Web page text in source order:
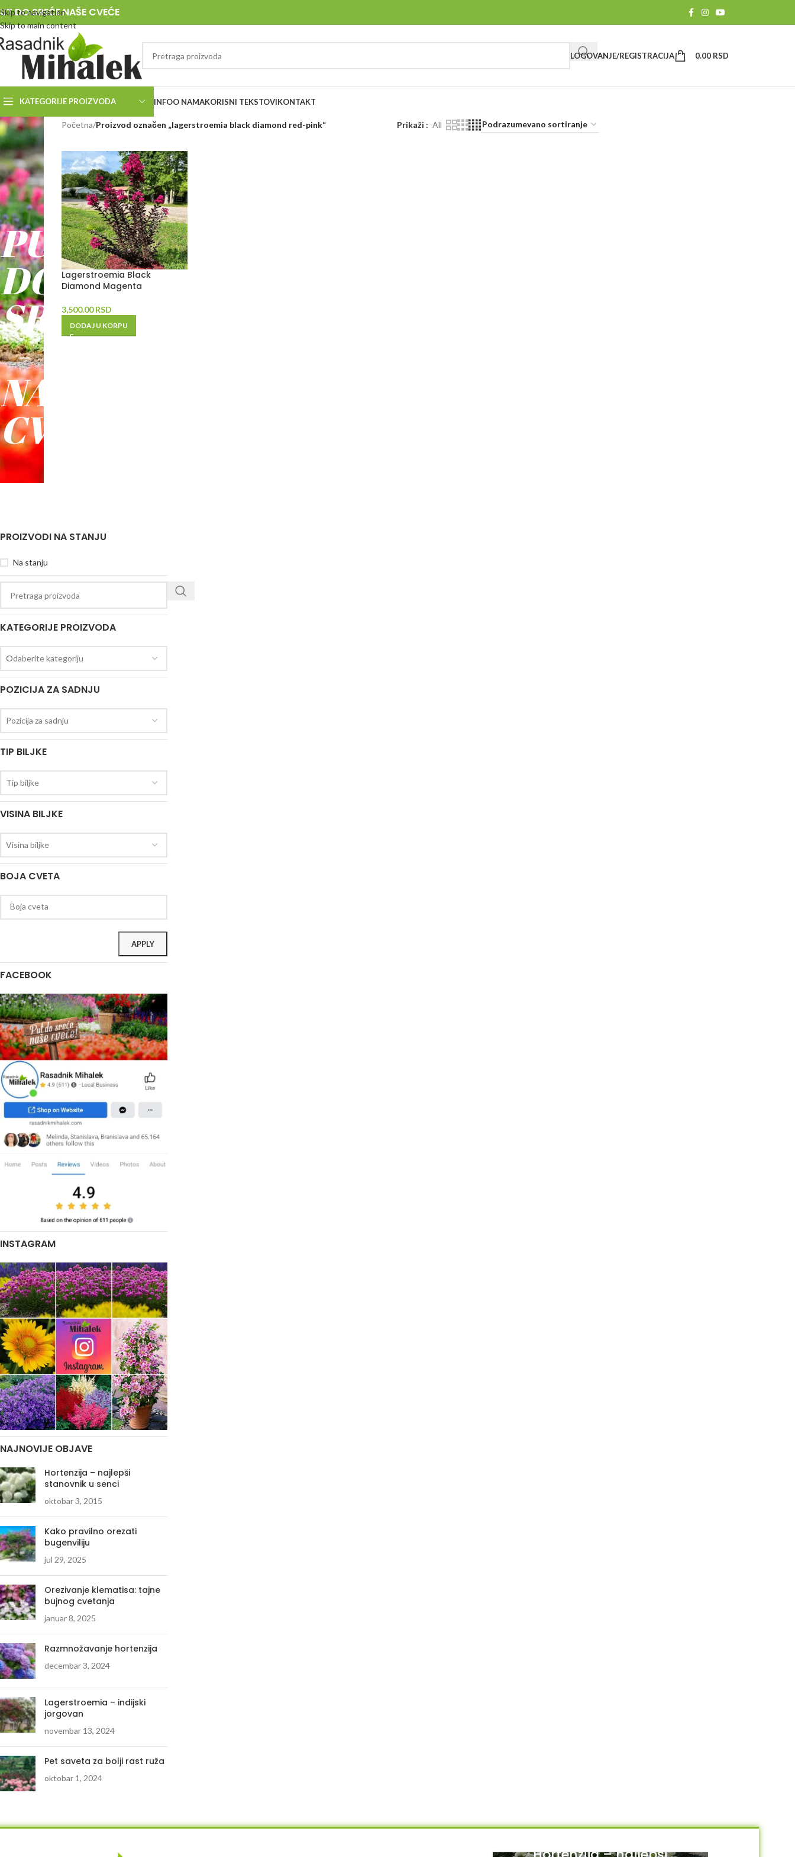
Skip to navigation
Skip to main content
DO SREĆE NAŠE CVEĆE
LOGOVANJE/REGISTRACIJA 0.00 RSD
KATEGORIJE PROIZVODA INFOO NAMAKORISNI TEKSTOVIKONTAKT
RASADNIK
MIHALEK
PUT
DO
SREĆE
-
NAŠE
CVEĆE
Početna/Proizvod označen „lagerstroemia black diamond red-pink“ Prikaži All
Lagerstroemia Black
Diamond Magenta
3,500.00RSD
DODAJ U KORPU
PROIZVODI NA STANJU
Na stanju
KATEGORIJE PROIZVODA
Odaberite kategoriju
POZICIJA ZA SADNJU
Pozicija za sadnju
TIP BILJKE
Tip biljke
VISINA BILJKE
Visina biljke
BOJA CVETA
APPLY
FACEBOOK
INSTAGRAM
NAJNOVIJE OBJAVE
Hortenzija – najlepši
stanovnik u senci
oktobar 3, 2015
Kako pravilno orezati
bugenviliju
jul 29, 2025
Orezivanje klematisa: tajne
bujnog cvetanja
januar 8, 2025
Razmnožavanje hortenzija
decembar 3, 2024
Lagerstroemia – indijski
jorgovan
novembar 13, 2024
Pet saveta za bolji rast ruža
oktobar 1, 2024